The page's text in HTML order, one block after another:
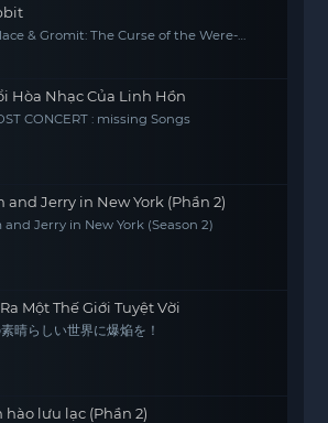
& Gromit: The Curse of the Were-
Hòa Nhạc Của Linh Hồn
CONCERT : missing Songs
and Jerry in New York (Phần 2)
and Jerry in New York (Season 2)
Một Thế Giới Tuyệt Vời
晴らしい世界に爆焔を！
hào lưu lạc (Phần 2)